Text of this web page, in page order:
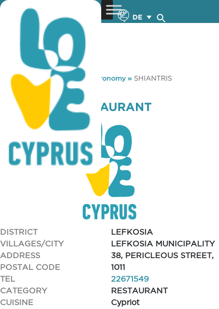
DE
You are here: Home »Gastronomy» SHIANTRIS
RESTAURANT
SHIANTRIS RESTAURANT
DISTRICT
LEFKOSIA
VILLAGES/CITY
LEFKOSIA MUNICIPALITY
ADDRESS
38, PERICLEOUS STREET,
POSTAL CODE
1011
TEL
22671549
CATEGORY
RESTAURANT
CUISINE
Cypriot